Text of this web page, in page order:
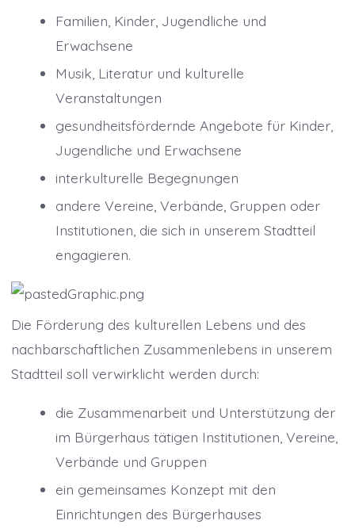
Familien, Kinder, Jugendliche und
Erwachsene
Musik, Literatur und kulturelle
Veranstaltungen
gesundheitsfördernde Angebote für Kinder,
Jugendliche und Erwachsene
interkulturelle Begegnungen
andere Vereine, Verbände, Gruppen oder
Institutionen, die sich in unserem Stadtteil
engagieren.
Die Förderung des kulturellen Lebens und des
nachbarschaftlichen Zusammenlebens in unserem
Stadtteil soll verwirklicht werden durch:
die Zusammenarbeit und Unterstützung der
im Bürgerhaus tätigen Institutionen, Vereine,
Verbände und Gruppen
ein gemeinsames Konzept mit den
Einrichtungen des Bürgerhauses